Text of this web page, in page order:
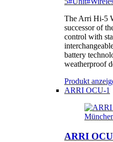
The Arri Hi-5
successor of
control with
battery
weatherproof
Produkt
ARRI OCU-1
ARRI